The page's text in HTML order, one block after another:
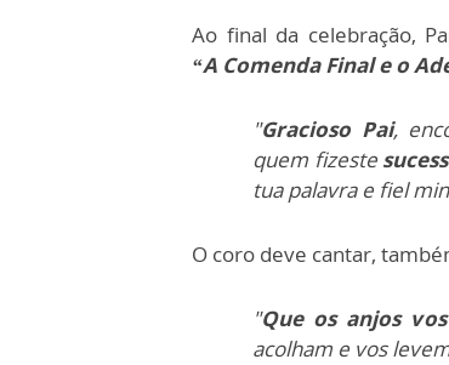
Ao final da celebração,
“A Comenda Final e o
"Gracioso Pai,
quem fizeste
tua palavra e fiel
O coro deve cantar,
"Que os anjos
acolham e vos